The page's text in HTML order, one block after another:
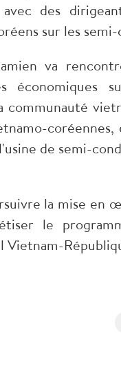
des
sur les
va
économiques
communauté
de semi-
la mise en
le
Vietnam-